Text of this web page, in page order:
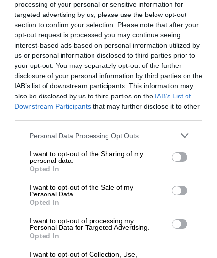
processing of your personal or sensitive information for
targeted advertising by us, please use the below opt-out
section to confirm your selection. Please note that after your
opt-out request is processed you may continue seeing
interest-based ads based on personal information utilized by
us or personal information disclosed to third parties prior to
your opt-out. You may separately opt-out of the further
disclosure of your personal information by third parties on the
IAB’s list of downstream participants. This information may
also be disclosed by us to third parties on the IAB’s List of
Downstream Participants that may further disclose it to other
Please note that this website/app uses one or more Google
not limited to your visit or usage behaviour. You may click to
grant or deny consent to Google and its third-party tags to
use your data for below specified purposes in below Google
consent section.
Personal Data Processing Opt Outs
I want to opt-out of the Sharing of my
personal data.
Opted In
I want to opt-out of the Sale of my
Personal Data.
Opted In
I want to opt-out of processing my
Personal Data for Targeted Advertising.
Opted In
I want to opt-out of Collection, Use,